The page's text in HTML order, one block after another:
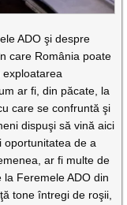
ADO şi despre
care România poate
ar fi, din păcate, la
care se confruntă şi
dispuşi să vină aici
oportunitatea de a
ar fi multe de
Feremele ADO din
tone întregi de roşii,